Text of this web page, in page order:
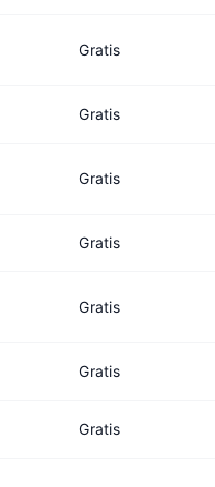
Gratis
Gratis
Gratis
Gratis
Gratis
Gratis
Gratis